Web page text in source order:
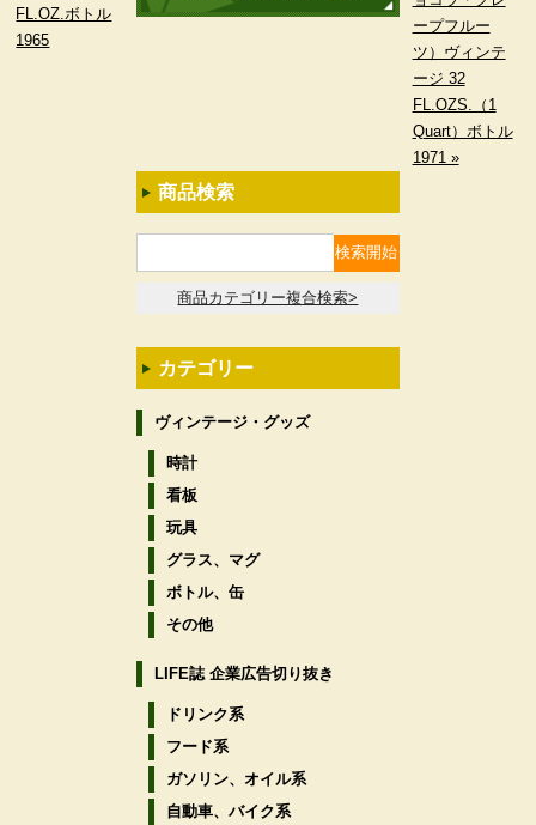
FL.OZ.ボトル
1965
ープフルー
ツ）ヴィンテ
ージ 32
FL.OZS.（1
Quart）ボトル
1971 »
商品検索
商品カテゴリー複合検索>
カテゴリー
ヴィンテージ・グッズ
時計
看板
玩具
グラス、マグ
ボトル、缶
その他
LIFE誌 企業広告切り抜き
ドリンク系
フード系
ガソリン、オイル系
自動車、バイク系